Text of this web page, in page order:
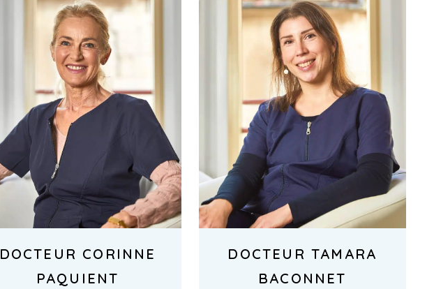
DOCTEUR CORINNE
PAQUIENT
DOCTEUR TAMARA
BACONNET